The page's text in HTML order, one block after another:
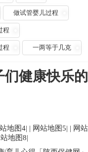
做试管婴儿过程
程
程 一两等于几克
们健康快乐的
地图4| | 网站地图5| | 网站
地图8|